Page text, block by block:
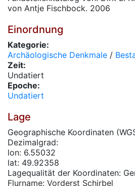
von Antje Fischbock. 2006
Einordnung
Kategorie:
Archäologische Denkmale /
Zeit:
Undatiert
Epoche:
Undatiert
Lage
Geographische Koordinaten
Dezimalgrad:
lon: 6.55032
lat: 49.92358
Lagequalität der Koordinaten:
Flurname: Vorderst Schirbel